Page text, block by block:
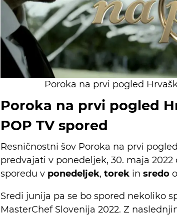
Poroka na prvi pogled
Poroka na prvi pogled
POP TV spored
Resničnostni šov Poroka na prvi
predvajati v ponedeljek, 30. maja
sporedu v ponedeljek, torek in sredo
Sredi junija pa se bo spored nekoliko
MasterChef Slovenija 2022. Z